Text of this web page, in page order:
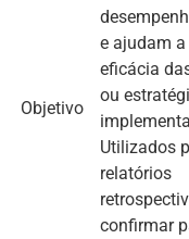
Objetivo
e ajudam
eficácia
ou
Utilizados
relatórios
confirmar